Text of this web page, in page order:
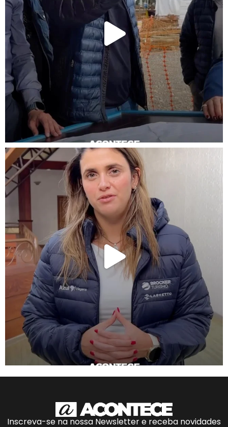
Inscreva-se na nossa Newsletter e receba novidades